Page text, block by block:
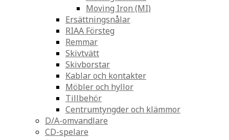
Moving Iron (MI)
Ersättningsnålar
RIAA Försteg
Remmar
Skivtvätt
Skivborstar
Kablar och kontakter
Möbler och hyllor
Tillbehör
Centrumtyngder och klämmor
D/A-omvandlare
CD-spelare